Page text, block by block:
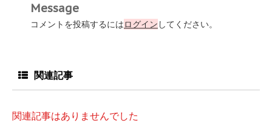
Message
コメントを投稿するにはログイン してください。
関連記事
関連記事はありませんでした